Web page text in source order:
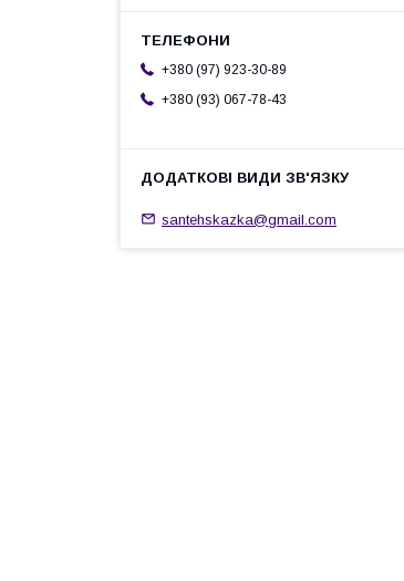
+380 (97) 923-30-89
+380 (93) 067-78-43
santehskazka@gmail.com